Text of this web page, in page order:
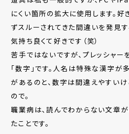
にくい箇所の拡大に使用します。
ずスルーされてきた間違いを発見す
気持ち良くて好きです（笑）
苦手ではないですが、プレッシャー
「数字」です。人名は特殊な漢字が
があるのと、数字は間違えやすい
ので。
職業病は、読んでわからない文章
たことです。